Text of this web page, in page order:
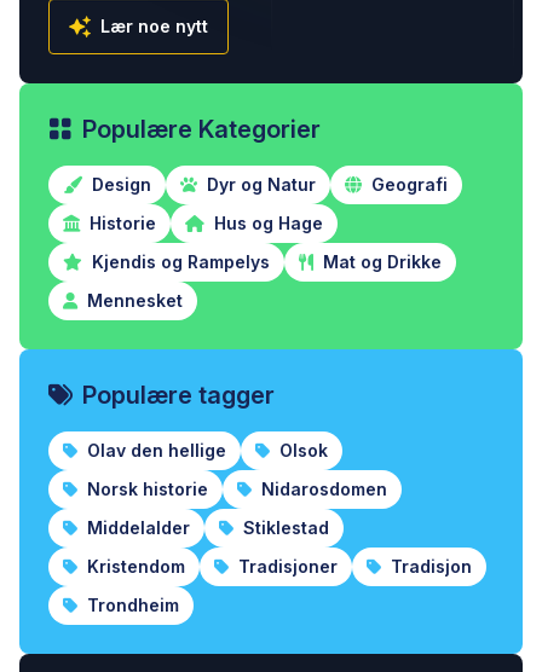
Lær noe nytt
Populære Kategorier
Design Dyr og Natur
Geografi
Historie
Hus og Hage
Kjendis og Rampelys
Mat og Drikke
Mennesket
Populære tagger
Olav den hellige
Olsok
Norsk historie
Nidarosdomen
Middelalder
Stiklestad
Kristendom
Tradisjoner
Tradisjon
Trondheim